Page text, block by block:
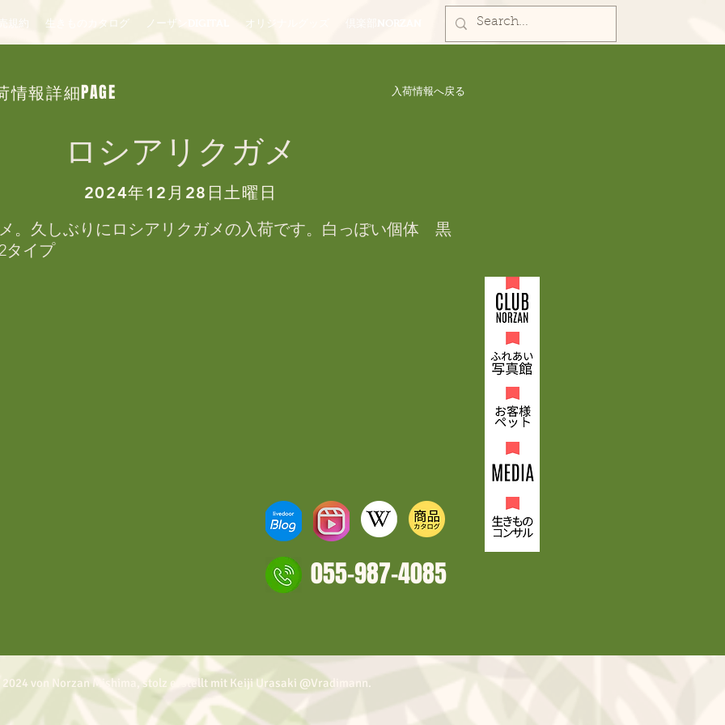
規約 生きものカタログ ノーザンDIGITAL オリジナルグッズ
情報詳細PAGE 入荷情報へ戻る
ロシアリクガメ
2024年12月28日土曜日
。久しぶりにロシアリクガメの入荷です。白っぽい個体　黒
タイプ
055-987-4085
von Norzan Mishima, stolz erstellt mit Keiji Urasaki @Vradimann.